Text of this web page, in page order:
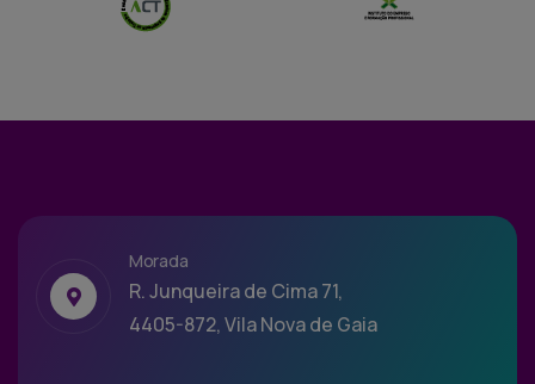
Morada
R. Junqueira de Cima 71,
4405-872, Vila Nova de Gaia